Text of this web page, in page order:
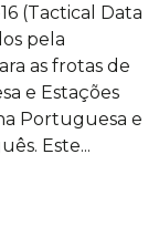
(Tactical Data
pela
as frotas de
e Estações
Portuguesa e
Este...